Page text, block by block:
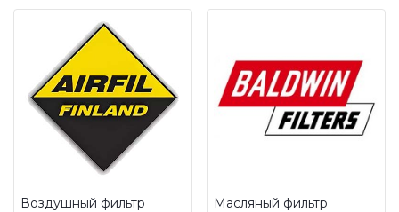
Воздушный фильтр Масляный фильтр